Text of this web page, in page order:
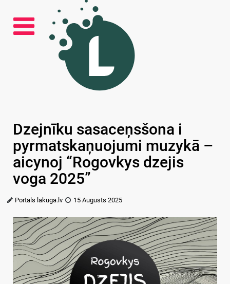
Dzejnīku sasaceņsšona i
pyrmatskaņuojumi muzykā –
aicynoj “Rogovkys dzejis
voga 2025”
Portals lakuga.lv 15 Augusts 2025